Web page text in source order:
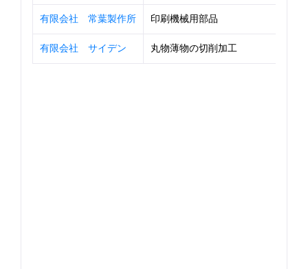
有限会社 常葉製作所 印刷機械用部品
有限会社 サイデン 丸物薄物の切削加工